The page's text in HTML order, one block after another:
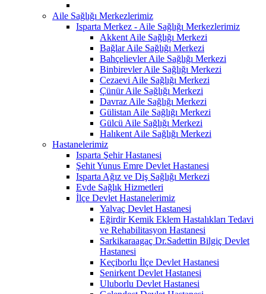
Aile Sağlığı Merkezlerimiz
Isparta Merkez - Aile Sağlığı Merkezlerimiz
Akkent Aile Sağlığı Merkezi
Bağlar Aile Sağlığı Merkezi
Bahçelievler Aile Sağlığı Merkezi
Binbirevler Aile Sağlığı Merkezi
Cezaevi Aile Sağlığı Merkezi
Çünür Aile Sağlığı Merkezi
Davraz Aile Sağlığı Merkezi
Gülistan Aile Sağlığı Merkezi
Gülcü Aile Sağlığı Merkezi
Halıkent Aile Sağlığı Merkezi
Hastanelerimiz
Isparta Şehir Hastanesi
Şehit Yunus Emre Devlet Hastanesi
Isparta Ağız ve Diş Sağlığı Merkezi
Evde Sağlık Hizmetleri
İlçe Devlet Hastanelerimiz
Yalvaç Devlet Hastanesi
Eğirdir Kemik Eklem Hastalıkları Tedavi
ve Rehabilitasyon Hastanesi
Sarkikaraagaç Dr.Sadettin Bilgiç Devlet
Hastanesi
Keçiborlu İlçe Devlet Hastanesi
Senirkent Devlet Hastanesi
Uluborlu Devlet Hastanesi